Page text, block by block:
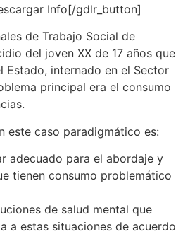
Info[/gdlr_button]
de Trabajo Social de
del joven XX de 17 años que
Estado, internado en el Sector
principal era el consumo
este caso paradigmático es:
adecuado para el abordaje y
tienen consumo problemático
de salud mental que
a estas situaciones de acuerdo